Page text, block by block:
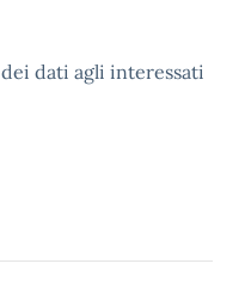
dati agli interessati